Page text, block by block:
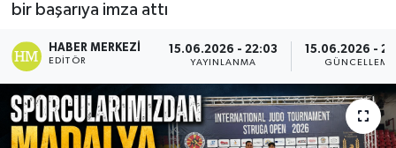
bir başarıya imza attı
HABER MERKEZI
EDITÖR
15.06.2026 - 22:03
YAYINLANMA
15.06.2026 -
GÜNCELLEME
Vefat Edenler